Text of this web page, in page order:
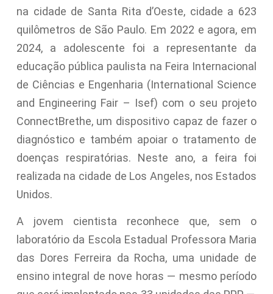
na cidade de Santa Rita d’Oeste, cidade a 623
quilômetros de São Paulo. Em 2022 e agora, em
2024, a adolescente foi a representante da
educação pública paulista na Feira Internacional
de Ciências e Engenharia (International Science
and Engineering Fair – Isef) com o seu projeto
ConnectBrethe, um dispositivo capaz de fazer o
diagnóstico e também apoiar o tratamento de
doenças respiratórias. Neste ano, a feira foi
realizada na cidade de Los Angeles, nos Estados
Unidos.
A jovem cientista reconhece que, sem o
laboratório da Escola Estadual Professora Maria
das Dores Ferreira da Rocha, uma unidade de
ensino integral de nove horas — mesmo período